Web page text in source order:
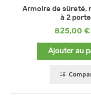
Armoire de sûreté,
à 2
825,00 €
Ajouter au